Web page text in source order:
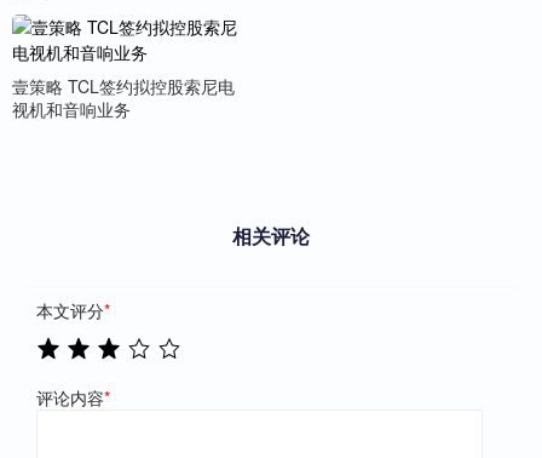
壹策略 TCL签约拟控股索尼电
视机和音响业务
相关评论
本文评分*
评论内容*